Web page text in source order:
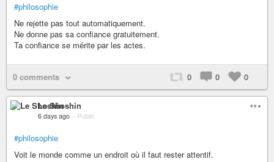
#philosophie
Ne rejette pas tout automatiquement.
Ne donne pas sa confiance gratuitement.
Ta confiance se mérite par les actes.
0 comments 0 0 0
Le Shoshin
6 days ago – Public
#philosophie
Voit le monde comme un endroit où il faut rester attentif.